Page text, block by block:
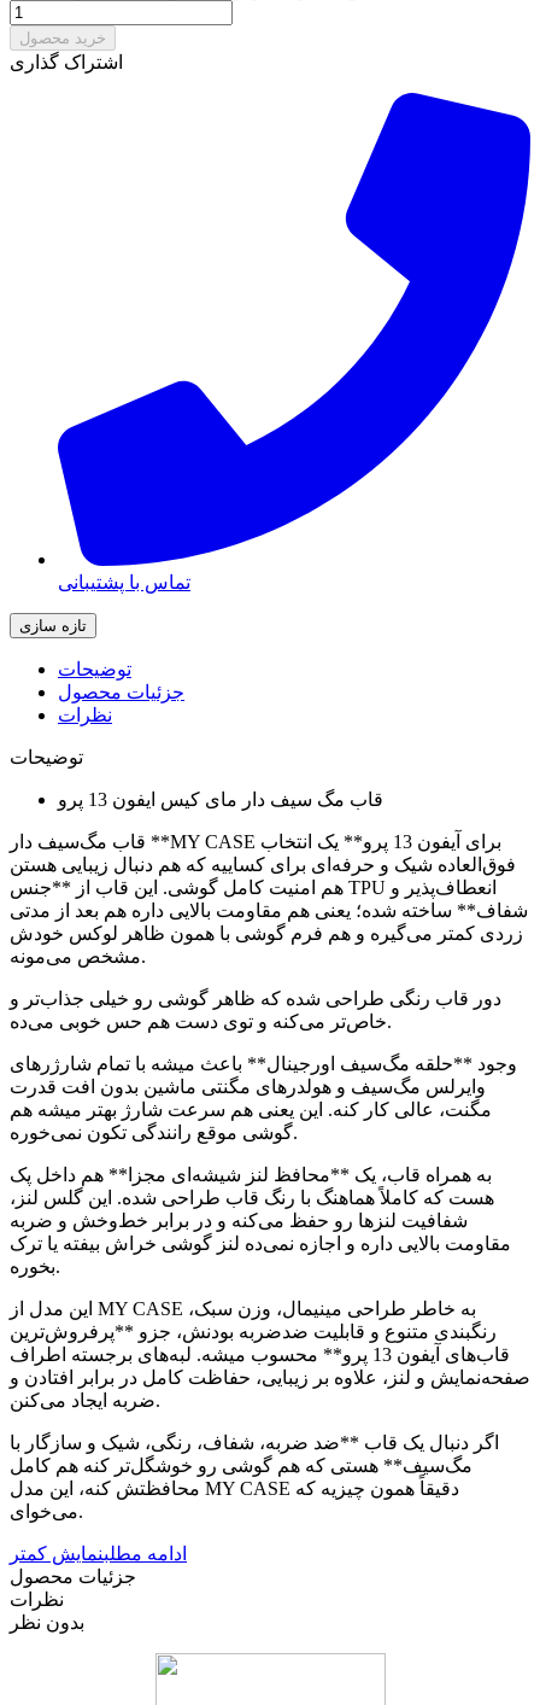
خرید محصول
اشتراک گذاری
تماس با پشتیبانی
توضیحات
جزئیات محصول
نظرات
توضیحات
قاب مگ سیف دار مای کیس ایفون 13 پرو
قاب مگ‌سیف دار **MY CASE برای آیفون 13 پرو** یک انتخاب
فوق‌العاده شیک و حرفه‌ای برای کساییه که هم دنبال زیبایی هستن
هم امنیت کامل گوشی. این قاب از **جنس TPU انعطاف‌پذیر و
شفاف** ساخته شده؛ یعنی هم مقاومت بالایی داره هم بعد از مدتی
زردی کمتر می‌گیره و هم فرم گوشی با همون ظاهر لوکس خودش
مشخص می‌مونه.
دور قاب رنگی طراحی شده که ظاهر گوشی رو خیلی جذاب‌تر و
خاص‌تر می‌کنه و توی دست هم حس خوبی می‌ده.
وجود **حلقه مگ‌سیف اورجینال** باعث میشه با تمام شارژرهای
وایرلس مگ‌سیف و هولدرهای مگنتی ماشین بدون افت قدرت
مگنت، عالی کار کنه. این یعنی هم سرعت شارژ بهتر میشه هم
گوشی موقع رانندگی تکون نمی‌خوره.
به همراه قاب، یک **محافظ لنز شیشه‌ای مجزا** هم داخل پک
هست که کاملاً هماهنگ با رنگ قاب طراحی شده. این گلس لنز،
شفافیت لنزها رو حفظ می‌کنه و در برابر خط‌وخش و ضربه
مقاومت بالایی داره و اجازه نمی‌ده لنز گوشی خراش بیفته یا ترک
بخوره.
این مدل از MY CASE به خاطر طراحی مینیمال، وزن سبک،
رنگبندی متنوع و قابلیت ضد‌ضربه بودنش، جزو **پرفروش‌ترین
قاب‌های آیفون 13 پرو** محسوب میشه. لبه‌های برجسته اطراف
صفحه‌نمایش و لنز، علاوه بر زیبایی، حفاظت کامل در برابر افتادن و
ضربه ایجاد می‌کنن.
اگر دنبال یک قاب **ضد ضربه، شفاف، رنگی، شیک و سازگار با
مگ‌سیف** هستی که هم گوشی رو خوشگل‌تر کنه هم کامل
محافظتش کنه، این مدل MY CASE دقیقاً همون چیزیه که
می‌خوای.
ادامه مطلبنمایش کمتر
جزئیات محصول
نظرات
بدون نظر